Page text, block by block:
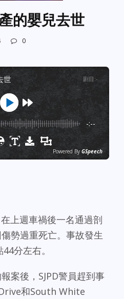
的嬰兒去世
0
世 剧目 :-
-:--
Powered By GSpeech
上週車禍後一名通過剖
勢過重死亡。事故發生
分左右。
案後，SJPD警員趕到事
和South White